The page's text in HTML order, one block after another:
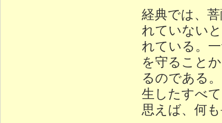
経典では、
れていない
れている。
を守ること
るのである
生したすべ
思えば、何